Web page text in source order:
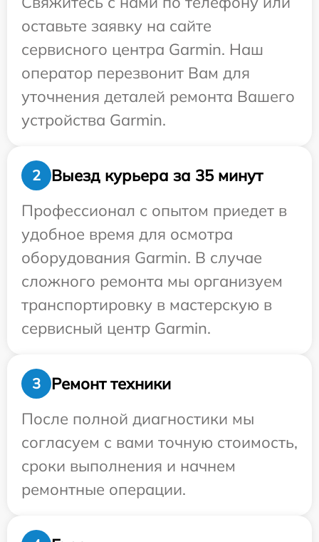
оставьте заявку на сайте
сервисного центра Garmin. Наш
оператор перезвонит Вам для
уточнения деталей ремонта Вашего
устройства Garmin.
2
Выезд курьера за 35 минут
Профессионал с опытом приедет в
удобное время для осмотра
оборудования Garmin. В случае
сложного ремонта мы организуем
транспортировку в мастерскую в
сервисный центр Garmin.
3
Ремонт техники
После полной диагностики мы
согласуем с вами точную стоимость,
сроки выполнения и начнем
ремонтные операции.